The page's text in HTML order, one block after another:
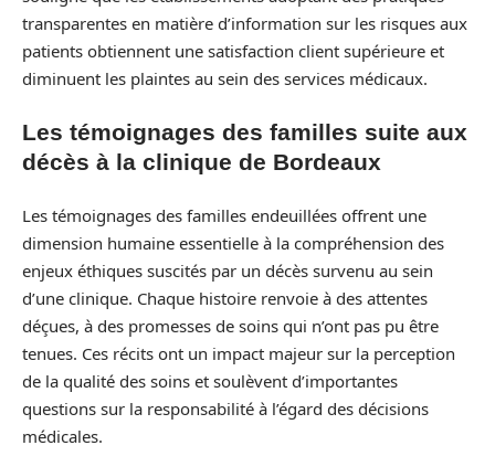
transparentes en matière d’information sur les risques aux
patients obtiennent une satisfaction client supérieure et
diminuent les plaintes au sein des services médicaux.
Les témoignages des familles suite aux
décès à la clinique de Bordeaux
Les témoignages des familles endeuillées offrent une
dimension humaine essentielle à la compréhension des
enjeux éthiques suscités par un décès survenu au sein
d’une clinique. Chaque histoire renvoie à des attentes
déçues, à des promesses de soins qui n’ont pas pu être
tenues. Ces récits ont un impact majeur sur la perception
de la qualité des soins et soulèvent d’importantes
questions sur la responsabilité à l’égard des décisions
médicales.